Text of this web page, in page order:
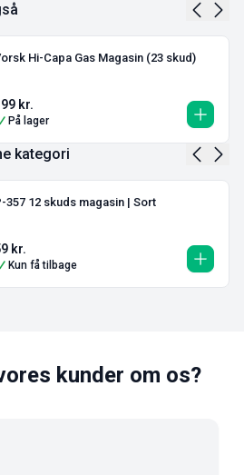
Hi-Capa Gas Magasin (23 skud)
kr.
På lager
kategori
357 12 skuds magasin | Sort
kr.
Kun få tilbage
kunder om os?